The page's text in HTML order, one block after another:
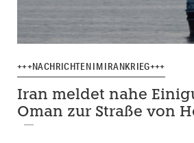
+++NACHRICHTEN IM IRANKRIEG+++
Iran meldet nahe
Oman zur Straße von